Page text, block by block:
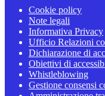
Cookie policy
Note legali
Informativa Privacy
Ufficio Relazioni
Dichiarazione di
Obiettivi di
Whistleblowing
Gestione consensi